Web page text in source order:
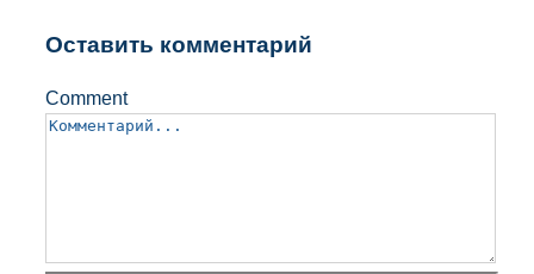
Оставить комментарий
Comment